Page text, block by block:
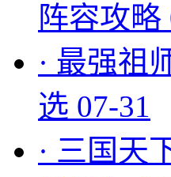
阵容攻略
· 最强祖
选 07-31
· 三国天